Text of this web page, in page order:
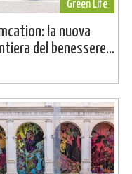
Green Life
la nuova
del benessere...